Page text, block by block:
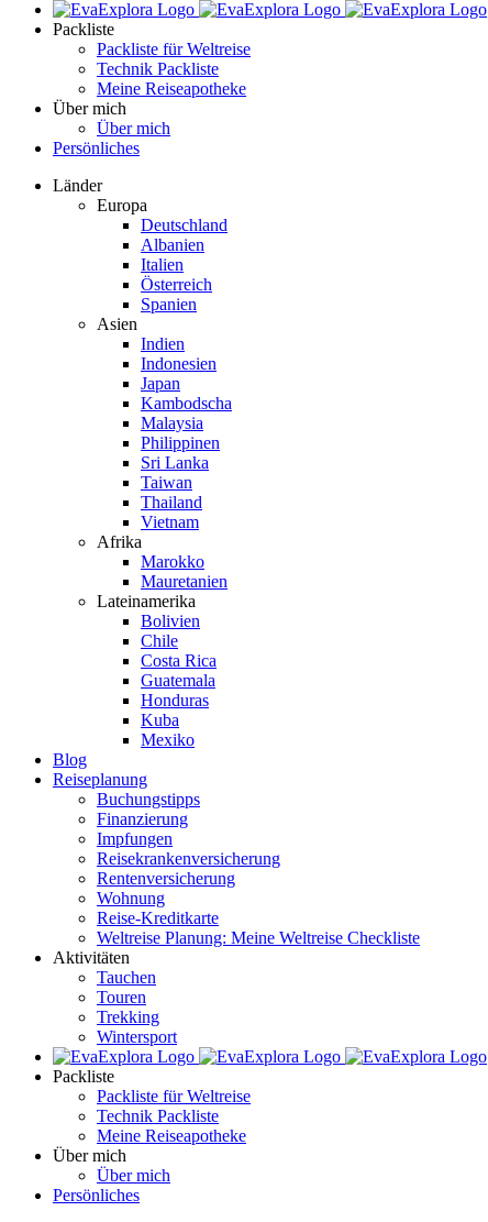
Packliste
Packliste für Weltreise
Technik Packliste
Meine Reiseapotheke
Über mich
Über mich
Persönliches
Länder
Europa
Deutschland
Albanien
Italien
Österreich
Spanien
Asien
Indien
Indonesien
Japan
Kambodscha
Malaysia
Philippinen
Sri Lanka
Taiwan
Thailand
Vietnam
Afrika
Marokko
Mauretanien
Lateinamerika
Bolivien
Chile
Costa Rica
Guatemala
Honduras
Kuba
Mexiko
Blog
Reiseplanung
Buchungstipps
Finanzierung
Impfungen
Reisekrankenversicherung
Rentenversicherung
Wohnung
Reise-Kreditkarte
Weltreise Planung: Meine Weltreise Checkliste
Aktivitäten
Tauchen
Touren
Trekking
Wintersport
Packliste
Packliste für Weltreise
Technik Packliste
Meine Reiseapotheke
Über mich
Über mich
Persönliches